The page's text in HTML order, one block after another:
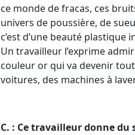
ce monde de fracas, ces
univers de poussière, de
c’est d’une beauté plastique
Un travailleur l’exprime
couleur or qui va devenir
voitures, des machines à
C. : Ce travailleur donne